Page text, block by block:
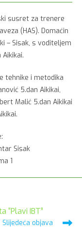
susret za trenere
(HAS). Domaćin
– Sisak, s voditeljem
tehnike i metodika
5.dan Aikikai,
Malić 5.dan Aikikai
Sisak
1
“Plavi IBT”
Slijedeća objava